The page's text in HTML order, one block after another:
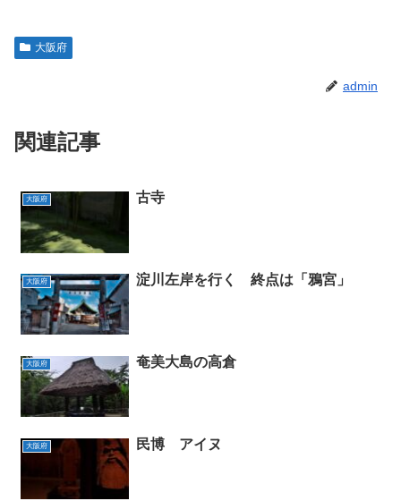
大阪府
admin
関連記事
大阪府 古寺
大阪府 淀川左岸を行く 終点は「鴉宮」
大阪府 奄美大島の高倉
大阪府 民博 アイヌ